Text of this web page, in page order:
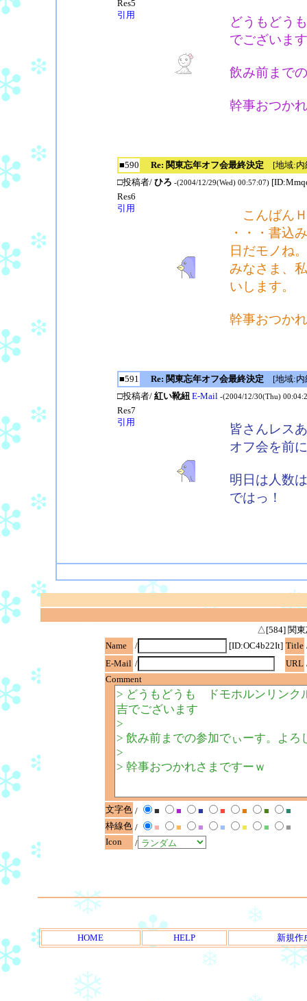
Res5
引用
どうもどう
でございます
飲み前まで
幹事おつか
■590 Re: 関東忘年オフ会最終決定 [地域:内
□投稿者/ ひろ -(2004/12/29(Wed) 00:57:07)
Res6
引用
こんばん
・・・書込
日だモノね。
みなさま、
いします。
幹事おつか
■591 Re: 関東忘年オフ会最終決定 [地域:内
□投稿者/ 紅い靴紐 E-Mail -(2004/12/30(Thu)
Res7
引用
皆さんレス
オフ会を前
明日は人数
ではっ！
△[584] 関東
Name
/ [ID:OC4b22It] Title
E-Mail / URL
Comment
文字色 / ■ ■ ■ ■ ■ ■
■
枠線色 / ■ ■ ■ ■ ■ ■
■
Icon
/
HOME HELP 新規作